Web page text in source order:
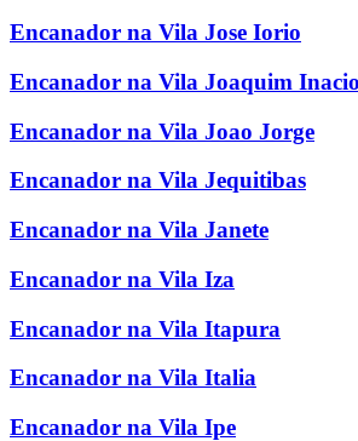
Encanador na Vila Jose Iorio
Encanador na Vila Joaquim Inacio
Encanador na Vila Joao Jorge
Encanador na Vila Jequitibas
Encanador na Vila Janete
Encanador na Vila Iza
Encanador na Vila Itapura
Encanador na Vila Italia
Encanador na Vila Ipe